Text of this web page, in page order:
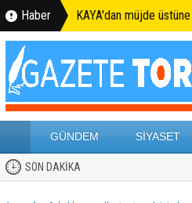
Haber KAYA'dan müjde
GÜNDEM SİYASET
SON DAKİKA